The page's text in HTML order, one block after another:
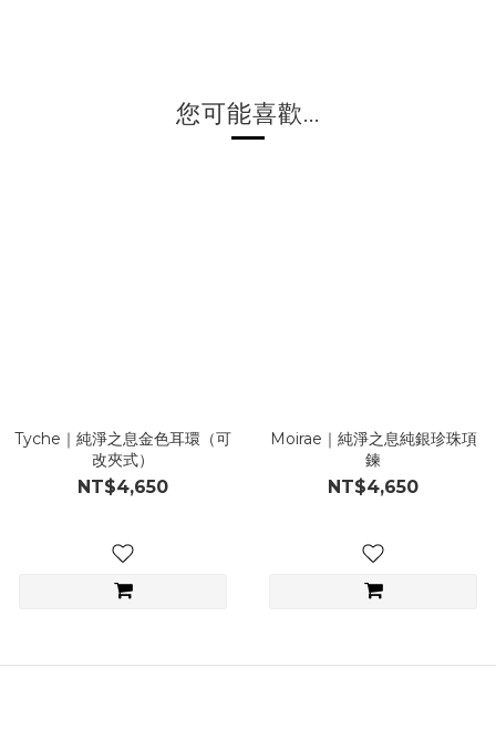
您可能喜歡...
Tyche｜純淨之息金色耳環（可
改夾式）
NT$4,650
Moirae｜純淨之息純銀珍珠項
鍊
NT$4,650